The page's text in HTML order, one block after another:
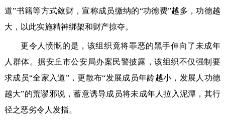
道”书籍等方式敛财，宣称成员缴纳的“功德费”越多，功德越
大，以此实施精神绑架和财产掠夺。
更令人愤慨的是，该组织竟将罪恶的黑手伸向了未成年
人群体。据安丘市公安局办案民警披露，该组织不仅强制要
求成员“全家入道”，更散布“发展成员年龄越小，发展人功德
越大”的荒谬邪说，蓄意诱导成员将未成年人拉入泥潭，其行
径之恶劣令人发指。